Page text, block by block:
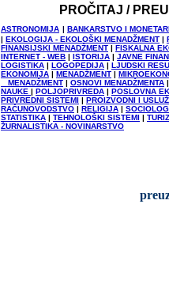
PROČITAJ /
ASTRONOMIJA | BANKARSTVO I
| EKOLOGIJA - EKOLOŠKI MENADŽMENT |
FINANSIJSKI MENADŽMENT | FISKALNA
INTERNET - WEB | ISTORIJA | JAVNE
LOGISTIKA | LOGOPEDIJA | LJUDSKI
EKONOMIJA | MENADŽMENT |
MENADŽMENT | OSNOVI MENADŽMENTA
NAUKE | POLJOPRIVREDA | POSLOVNA
PRIVREDNI SISTEMI | PROIZVODNI I
RAČUNOVODSTVO | RELIGIJA |
STATISTIKA | TEHNOLOŠKI SISTEMI |
ŽURNALISTIKA - NOVINARSTVO